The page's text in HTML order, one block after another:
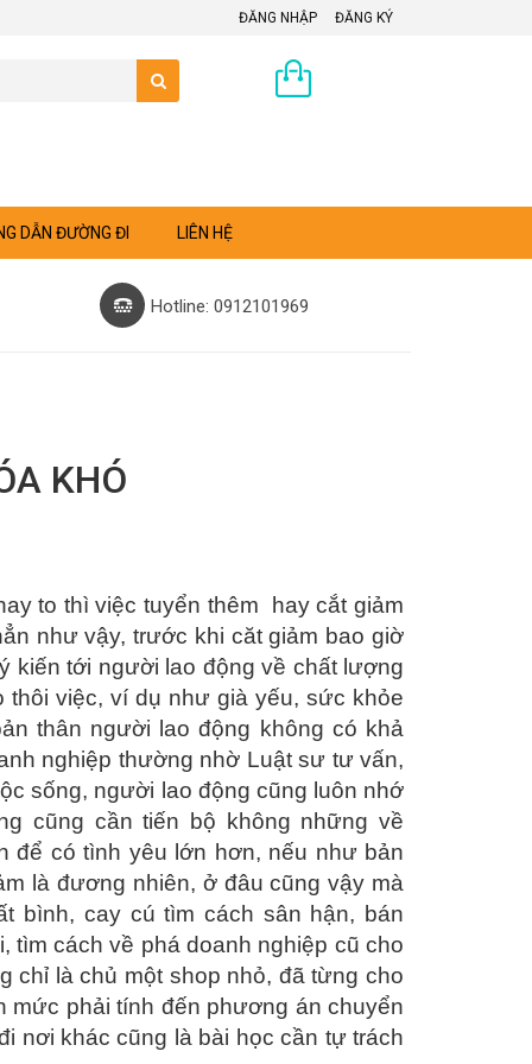
ĐĂNG NHẬP ĐĂNG KÝ
DẪN ĐƯỜNG ĐI LIÊN HỆ
Hotline: 0912101969
KHÓ
to thì việc tuyển thêm hay cắt giảm
như vậy, trước khi căt giảm bao giờ
kiến tới người lao động về chất lượng
việc, ví dụ như già yếu, sức khỏe
thân người lao động không có khả
nghiệp thường nhờ Luật sư tư vấn,
sống, người lao động cũng luôn nhớ
cũng cần tiến bộ không những về
để có tình yêu lớn hơn, nếu như bản
là đương nhiên, ở đâu cũng vậy mà
bình, cay cú tìm cách sân hận, bán
tìm cách về phá doanh nghiệp cũ cho
chỉ là chủ một shop nhỏ, đã từng cho
phải tính đến phương án chuyển
nơi khác cũng là bài học cần tự trách